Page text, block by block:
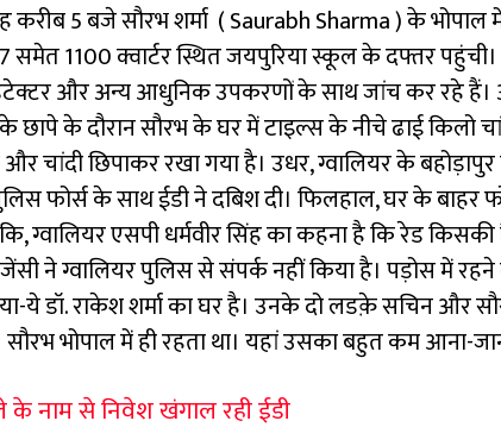
करीब 5 बजे सौरभ शर्मा (Saurabh Sharma) के भोपाल
1100 क्वार्टर स्थित जयपुरिया स्कूल के दफ्तर
और अन्य आधुनिक उपकरणों के साथ जांच कर रहे
छापे के दौरान सौरभ के घर में टाइल्स के नीचे ढाई किलो
चांदी छिपाकर रखा गया है। उधर, ग्वालियर के बहोड़ापुर
फोर्स के साथ ईडी ने दबिश दी। फिलहाल, घर के बाहर
ग्वालियर एसपी धर्मवीर सिंह का कहना है कि रेड
ने ग्वालियर पुलिस से संपर्क नहीं किया है। पड़ोस में रहने
ये डॉ. राकेश शर्मा का घर है। उनके दो लडक़े सचिन और
भोपाल में ही रहता था। यहां उसका बहुत कम आना-
नाम से निवेश खंगाल रही ईडी